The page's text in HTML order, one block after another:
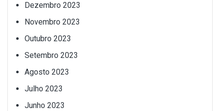
Dezembro 2023
Novembro 2023
Outubro 2023
Setembro 2023
Agosto 2023
Julho 2023
Junho 2023